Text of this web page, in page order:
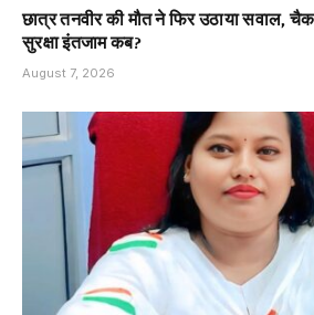
छात्र तनवीर की मौत ने फिर उठाया सवाल,
सुरक्षा इंतजाम कब?
August 7, 2026